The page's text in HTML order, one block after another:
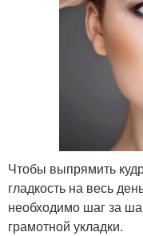
Чтобы выпрямить
гладкость на весь
необходимо шаг за
грамотной укладки.